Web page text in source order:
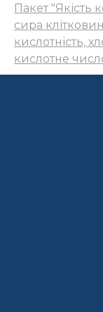
Пакет "Якість
сира
кислотність,
кислотне